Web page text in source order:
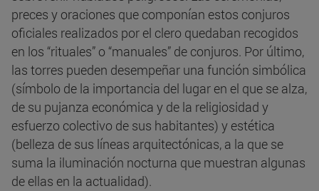
preces y oraciones que componían estos conjuros
oficiales realizados por el clero quedaban recogidos
en los “rituales” o “manuales” de conjuros. Por último,
las torres pueden desempeñar una función simbólica
(símbolo de la importancia del lugar en el que se alza,
de su pujanza económica y de la religiosidad y
esfuerzo colectivo de sus habitantes) y estética
(belleza de sus líneas arquitectónicas, a la que se
suma la iluminación nocturna que muestran algunas
de ellas en la actualidad).